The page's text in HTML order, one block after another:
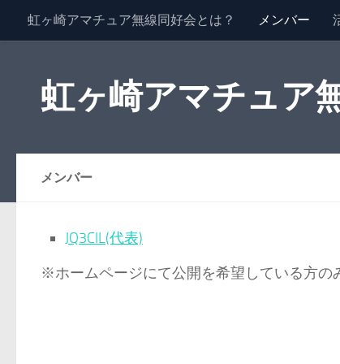
コンテンツへスキップ
虹ヶ崎アマチュア無線同好会とは？ メンバー
虹ヶ崎アマチュア
メンバー
JQ3CIL(代表)
※ホームページにて公開を希望している方の